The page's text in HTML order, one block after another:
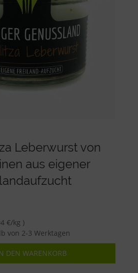
Leberwurst von
aus eigener
€/kg )
von 2-3 Werktagen
DEN WARENKORB